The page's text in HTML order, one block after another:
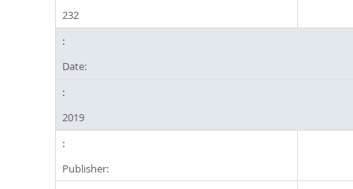
232
Date:
2019
Publisher: